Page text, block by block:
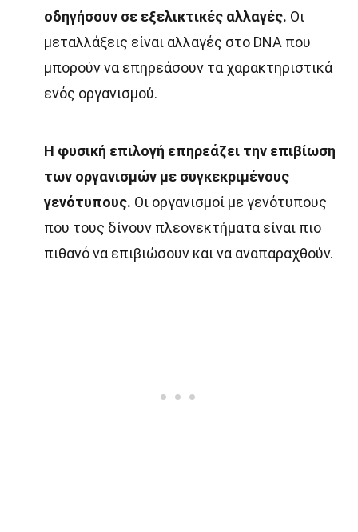
οδηγήσουν σε εξελικτικές αλλαγές. Οι
μεταλλάξεις είναι αλλαγές στο DNA που
μπορούν να επηρεάσουν τα χαρακτηριστικά
ενός οργανισμού.
Η φυσική επιλογή επηρεάζει την επιβίωση
των οργανισμών με συγκεκριμένους
γενότυπους. Οι οργανισμοί με γενότυπους
που τους δίνουν πλεονεκτήματα είναι πιο
πιθανό να επιβιώσουν και να αναπαραχθούν.